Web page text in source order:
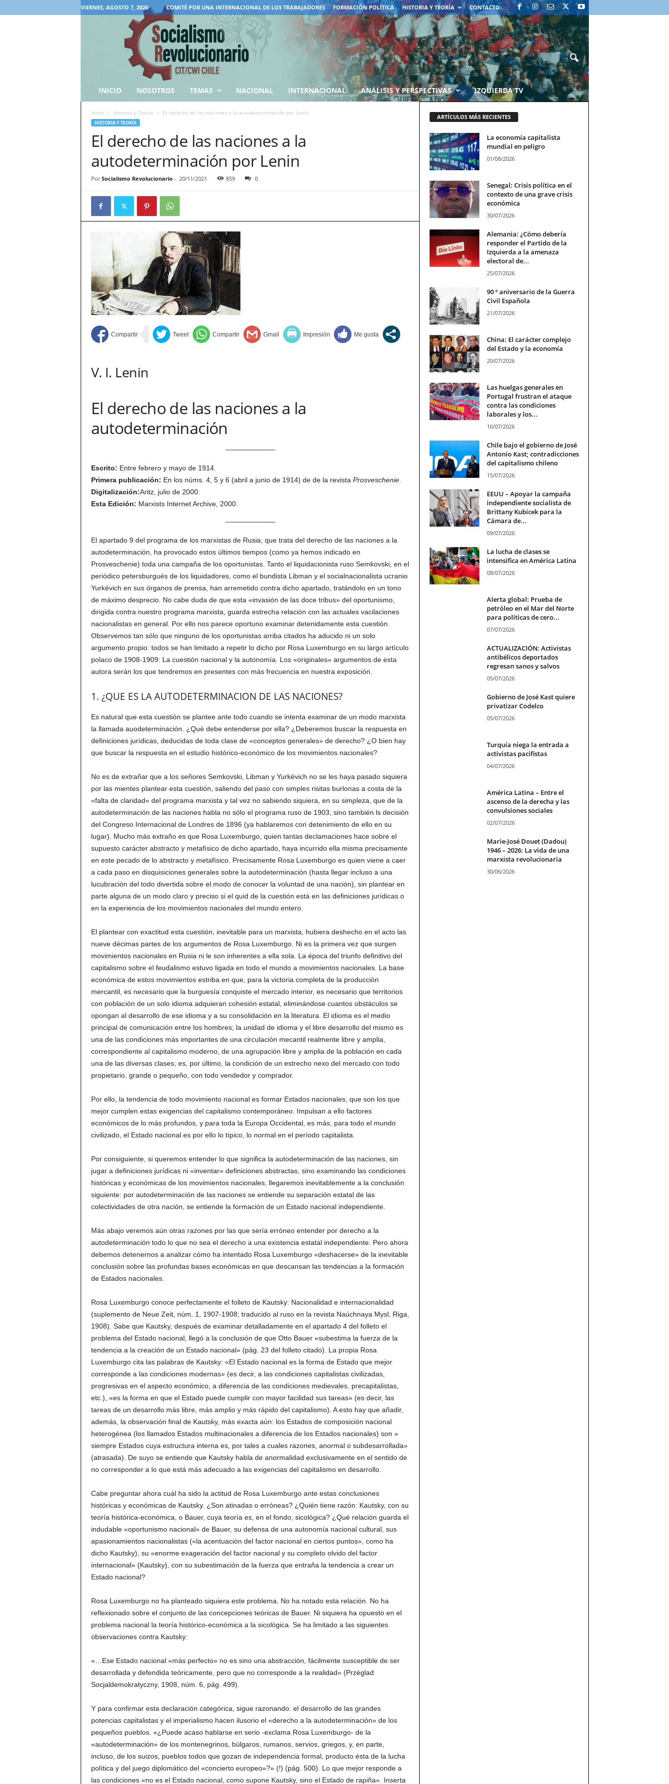
VIERNES, AGOSTO 7, 2026 COMITÉ POR UNA INTERNACIONAL DE LOS TRABAJADORES FORMACIÓN POLÍTICA HISTORIA Y TEORÍA CONTACTO
INICIO NOSOTROS TEMAS NACIONAL INTERNACIONAL ANÁLISIS Y PERSPECTIVAS IZQUIERDA TV
Inicio Historia y Teoría El derecho de las naciones a la autodeterminación por Lenin
HISTORIA Y TEORÍA
El derecho de las naciones a la
autodeterminación por Lenin
Por Socialismo Revolucionario- 20/11/2021 859 0
V. I. Lenin
El derecho de las naciones a la
autodeterminación
Escrito: Entre febrero y mayo de 1914.
Primera publicación: En los núms. 4, 5 y 6 (abril a junio de 1914) de de la revista Prosveschenie.
Digitalización:Aritz, julio de 2000.
Esta Edición: Marxists Internet Archive, 2000.
El apartado 9 del programa de los marxistas de Rusia, que trata del derecho de las naciones a la
autodeterminación, ha provocado estos últimos tiempos (como ya hemos indicado en
Prosveschenie) toda una campaña de los oportunistas. Tanto el liquidacionista ruso Semkovski, en el
periódico petersburgués de los liquidadores, como el bundista Libman y el socialnacionalista ucranio
Yurkévich en sus órganos de prensa, han arremetido contra dicho apartado, tratándolo en un tono
de máximo desprecio. No cabe duda de que esta «invasión de las doce tribus» del oportunismo,
dirigida contra nuestro programa marxista, guarda estrecha relación con las actuales vacilaciones
nacionalistas en general. Por ello nos parece oportuno examinar detenidamente esta cuestión.
Observemos tan sólo que ninguno de los oportunistas arriba citados ha aducido ni un solo
argumento propio: todos se han limitado a repetir lo dicho por Rosa Luxemburgo en su largo artículo
polaco de 1908-1909: La cuestión nacional y la autonomía. Los «originales» argumentos de esta
autora serán los que tendremos en presentes con más frecuencia en nuestra exposición.
1. ¿QUE ES LA AUTODETERMINACION DE LAS NACIONES?
Es natural que esta cuestión se plantee ante todo cuando se intenta examinar de un modo marxista
la llamada auodeterminación. ¿Qué debe entenderse por ella? ¿Deberemos buscar la respuesta en
definiciones jurídicas, deducidas de toda clase de «conceptos generales» de derecho? ¿O bien hay
que buscar la respuesta en el estudio histórico-económico de los movimientos nacionales?
No es de extrañar que a los señores Semkovski, Libman y Yurkévich no se les haya pasado siquiera
por las mientes plantear esta cuestión, saliendo del paso con simples risitas burlonas a costa de la
«falta de claridad» del programa marxista y tal vez no sabiendo siquiera, en su simpleza, que de la
autodeterminación de las naciones habla no sólo el programa ruso de 1903, sino también ls decisión
del Congreso Internacional de Londres de 1896 (ya hablaremos con detenimiento de ello en su
lugar). Mucho más extraño es que Rosa Luxemburgo, quien tantas declamaciones hace sobre el
supuesto carácter abstracto y metafísico de dicho apartado, haya incurrido ella misma precisamente
en este pecado de lo abstracto y metafísico. Precisamente Rosa Luxemburgo es quien viene a caer
a cada paso en disquisiciones generales sobre la autodeterminación (hasta llegar incluso a una
lucubración del todo divertida sobre el modo de conocer la voluntad de una nación), sin plantear en
parte alguna de un modo claro y preciso si el quid de la cuestión está en las definiciones jurídicas o
en la experiencia de los movimientos nacionales del mundo entero.
El plantear con exactitud esta cuestión, inevitable para un marxista, hubiera deshecho en el acto las
nueve décimas partes de los argumentos de Rosa Luxemburgo. Ni es la primera vez que surgen
movimientos nacionales en Rusia ni le son inherentes a ella sola. La época del triunfo definitivo del
capitalismo sobre el feudalismo estuvo ligada en todo el mundo a movimientos nacionales. La base
económica de estos movimientos estriba en que, para la victoria completa de la producción
mercantil, es necesario que la burguesía conquiste el mercado interior, es necesario que territorios
con población de un solo idioma adquieran cohesión estatal, eliminándose cuantos obstáculos se
opongan al desarrollo de ese idioma y a su consolidación en la literatura. El idioma es el medio
principal de comunicación entre los hombres; la unidad de idioma y el libre desarrollo del mismo es
una de las condiciones más importantes de una circulación mecantil realmente libre y amplia,
correspondiente al capitalismo moderno, de una agrupación libre y amplia de la población en cada
una de las diversas clases; es, por último, la condición de un estrecho nexo del mercado con todo
propietario, grande o pequeño, con todo vendedor y comprador.
Por ello, la tendencia de todo movimiento nacional es formar Estados nacionales, que son los que
mejor cumplen estas exigencias del capitalismo contemporáneo. Impulsan a ello factores
económicos de lo más profundos, y para toda la Europa Occidental, es más, para todo el mundo
civilizado, el Estado nacional es por ello lo típico, lo normal en el período capitalista.
Por consiguiente, si queremos entender lo que significa la autodeterminación de las naciones, sin
jugar a definiciones jurídicas ni «inventar» definiciones abstractas, sino examinando las condiciones
históricas y económicas de los movimientos nacionales, llegaremos inevitablemente a la conclusión
siguiente: por autodeterminación de las naciones se entiende su separación estatal de las
colectividades de otra nación, se entiende la formación de un Estado nacional independiente.
Más abajo veremos aún otras razones por las que sería erróneo entender por derecho a la
autodeterminación todo lo que no sea el derecho a una existencia estatal independiente. Pero ahora
debemos detenernos a analizar cómo ha intentado Rosa Luxemburgo «deshacerse» de la inevitable
conclusión sobre las profundas bases económicas en que descansan las tendencias a la formación
de Estados nacionales.
Rosa Luxemburgo conoce perfectamente el folleto de Kautsky: Nacionalidad e internacionalidad
(suplemento de Neue Zeit, núm. 1, 1907-1908; traducido al ruso en la revista Naúchnaya Mysl, Riga,
1908). Sabe que Kautsky, después de examinar detalladamente en el apartado 4 del folleto el
problema del Estado nacional, llegó a la conclusión de que Otto Bauer «subestima la fuerza de la
tendencia a la creación de un Estado nacional» (pág. 23 del folleto citado). La propia Rosa
Luxemburgo cita las palabras de Kautsky: «El Estado nacional es la forma de Estado que mejor
corresponde a las condiciones modernas» (es decir, a las condiciones capitalistas civilizadas,
progresivas en el aspecto económico, a diferencia de las condiciones medievales, precapitalistas,
etc.), «es la forma en que el Estado puede cumplir con mayor facilidad sus tareas» (es decir, las
tareas de un desarrollo más libre, más amplio y más rápido del capitalismo). A esto hay que añadir,
además, la observación final de Kautsky, más exacta aún: los Estados de composición nacional
heterogénea (los llamados Estados multinacionales a diferencia de los Estados nacionales) son »
siempre Estados cuya estructura interna es, por tales a cuales razones, anormal o subdesarrollada»
(atrasada). De suyo se entiende que Kautsky habla de anormalidad exclusivamente en el sentido de
no corresponder a lo que está más adecuado a las exigencias del capitalismo en desarrollo.
Cabe preguntar ahora cuál ha sido la actitud de Rosa Luxemburgo ante estas conclusiones
históricas y económicas de Kautsky. ¿Son atinadas o erróneas? ¿Quién tiene razón: Kautsky, con su
teoría histórica-económica, o Bauer, cuya teoría es, en el fondo, sicológica? ¿Qué relación guarda el
indudable «oportunismo nacional» de Bauer, su defensa de una autonomía nacional cultural, sus
apasionamientos nacionalistas («la acentuación del factor nacional en ciertos puntos», como ha
dicho Kautsky), su «enorme exageración del factor nacional y su completo olvido del factor
internacional» (Kautsky), con su subestimación de la fuerza que entraña la tendencia a crear un
Estado nacional?
Rosa Luxemburgo no ha planteado siquiera este problema. No ha notado esta relación. No ha
reflexionado sobre el conjunto de las concepciones teóricas de Bauer. Ni siquiera ha opuesto en el
problema nacional la teoría histórico-económica a la sicológica. Se ha limitado a las siguientes
observaciones contra Kautsky:
«…Ese Estado nacional «más perfecto» no es sino una abstracción, fácilmente susceptible de ser
desarrollada y defendida teóricamente, pero que no corresponde a la realidad» (Przéglad
Socjaldemokratyczny, 1908, núm. 6, pág. 499).
Y para confirmar esta declaración categórica, sigue razonando: el desarrollo de las grandes
potencias capitalistas y el imperialismo hacen ilusorio el «derecho a la autodeterminación» de los
pequeños pueblos. «¿Puede acaso hablarse en serio -exclama Rosa Luxemburgo- de la
«autodeterminación» de los montenegrinos, búlgaros, rumanos, servios, griegos, y, en parte,
incluso, de los suizos, pueblos todos que gozan de independencia formal, producto ésta de la lucha
política y del juego diplomático del «concierto europeo»?» (!) (pág. 500). Lo que mejor responde a
las condiciones «no es el Estado nacional, como supone Kautsky, sino el Estado de rapiña». Inserta
ARTÍCULOS MÁS RECIENTES
La economía capitalista
mundial en peligro
01/08/2026
Senegal: Crisis política en el
contexto de una grave crisis
económica
30/07/2026
Alemania: ¿Cómo debería
responder el Partido de la
Izquierda a la amenaza
electoral de...
25/07/2026
90 º aniversario de la Guerra
Civil Española
21/07/2026
China: El carácter complejo
del Estado y la economía
20/07/2026
Las huelgas generales en
Portugal frustran el ataque
contra las condiciones
laborales y los...
16/07/2026
Chile bajo el gobierno de José
Antonio Kast; contradicciones
del capitalismo chileno
15/07/2026
EEUU – Apoyar la campaña
independiente socialista de
Brittany Kubicek para la
Cámara de...
09/07/2026
La lucha de clases se
intensifica en América Latina
08/07/2026
Alerta global: Prueba de
petróleo en el Mar del Norte
para políticas de cero...
07/07/2026
ACTUALIZACIÓN: Activistas
antibélicos deportados
regresan sanos y salvos
05/07/2026
Gobierno de José Kast quiere
privatizar Codelco
05/07/2026
Turquía niega la entrada a
activistas pacifistas
04/07/2026
América Latina – Entre el
ascenso de la derecha y las
convulsiones sociales
02/07/2026
Marie-José Douet (Dadou)
1946 – 2026: La vida de una
marxista revolucionaria
30/06/2026